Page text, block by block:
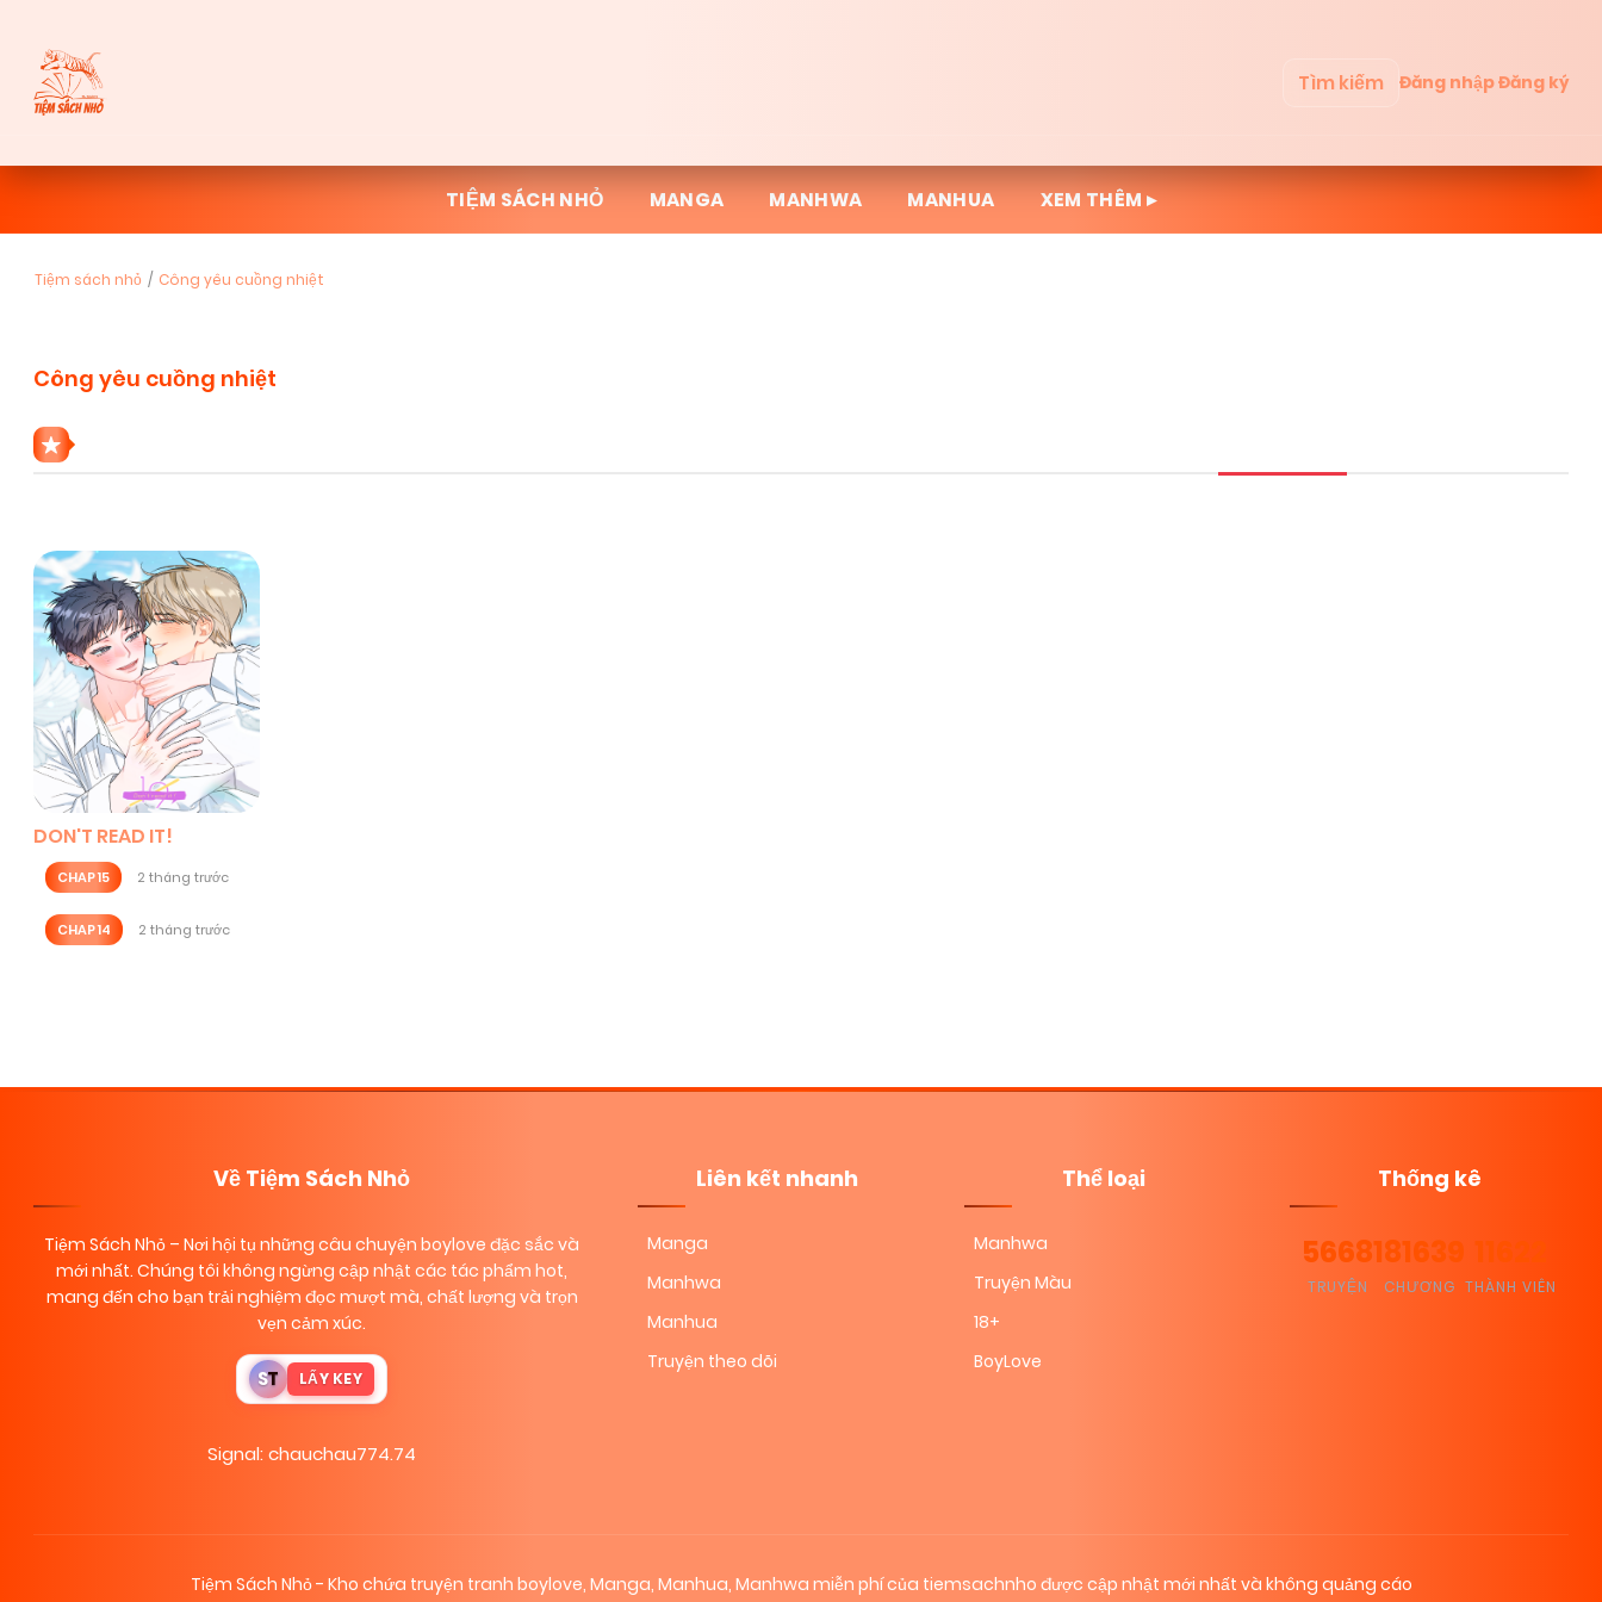
Tìm kiếm Đăng nhậpĐăng ký
TIỆM SÁCH NHỎ MANGA MANHWA MANHUA XEM THÊM ▸
Tiệm sách nhỏ Công yêu cuồng nhiệt
Công yêu cuồng nhiệt
DON'T READ IT!
CHAP 15 2 tháng trước
CHAP 14 2 tháng trước
Về Tiệm Sách Nhỏ
Tiệm Sách Nhỏ – Nơi hội tụ những câu chuyện boylove đặc sắc và
mới nhất. Chúng tôi không ngừng cập nhật các tác phẩm hot,
mang đến cho bạn trải nghiệm đọc mượt mà, chất lượng và trọn
vẹn cảm xúc.
ST LẤY KEY
Signal: chauchau774.74
Liên kết nhanh
Manga
Manhwa
Manhua
Truyện theo dõi
Thể loại
Manhwa
Truyện Màu
18+
BoyLove
Thống kê
5668
TRUYỆN
181639
CHƯƠNG
11622
THÀNH VIÊN
Tiệm Sách Nhỏ - Kho chứa truyện tranh boylove, Manga, Manhua, Manhwa miễn phí của tiemsachnho được cập nhật mới nhất và không quảng cáo